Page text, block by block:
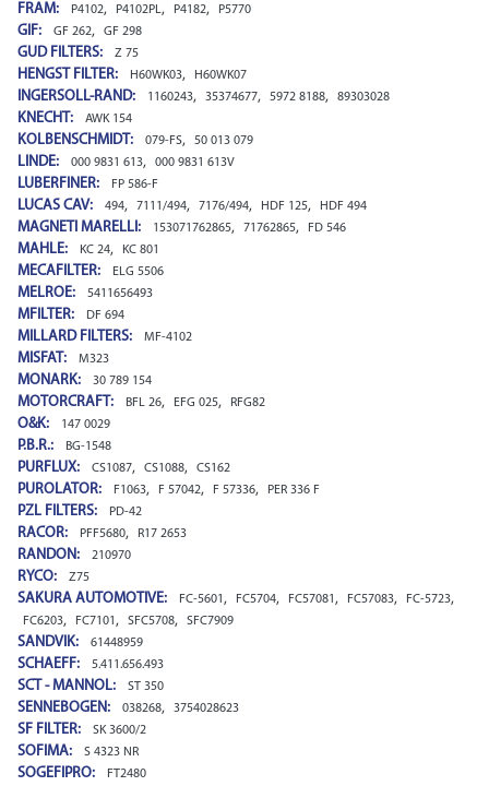
FRAM: P4102, P4102PL, P4182, P5770
GIF: GF 262, GF 298
GUD FILTERS: Z 75
HENGST FILTER: H60WK03, H60WK07
INGERSOLL-RAND: 1160243, 35374677, 5972 8188, 89303028
KNECHT: AWK 154
KOLBENSCHMIDT: 079-FS, 50 013 079
LINDE: 000 9831 613, 000 9831 613V
LUBERFINER: FP 586-F
LUCAS CAV: 494, 7111/494, 7176/494, HDF 125, HDF 494
MAGNETI MARELLI: 153071762865, 71762865, FD 546
MAHLE: KC 24, KC 801
MECAFILTER: ELG 5506
MELROE: 5411656493
MFILTER: DF 694
MILLARD FILTERS: MF-4102
MISFAT: M323
MONARK: 30 789 154
MOTORCRAFT: BFL 26, EFG 025, RFG82
O&K: 147 0029
P.B.R.: BG-1548
PURFLUX: CS1087, CS1088, CS162
PUROLATOR: F1063, F 57042, F 57336, PER 336 F
PZL FILTERS: PD-42
RACOR: PFF5680, R17 2653
RANDON: 210970
RYCO: Z75
SAKURA AUTOMOTIVE: FC-5601 , FC5704, FC57081 , FC57083, FC-5723,
FC6203, FC7101 , SFC5708, SFC7909
SANDVIK: 61448959
SCHAEFF: 5.411.656.493
SCT - MANNOL: ST 350
SENNEBOGEN: 038268, 3754028623
SF FILTER: SK 3600/2
SOFIMA: S 4323 NR
SOGEFIPRO: FT2480